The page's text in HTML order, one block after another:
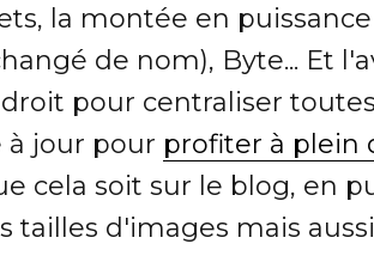
la montée en
de nom), Byte... Et
pour centraliser
jour pour profiter à plein
cela soit sur le blog, en
tailles d'images mais